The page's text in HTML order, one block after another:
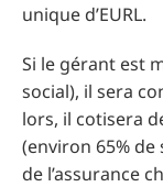
unique d’EURL.
Si le gérant est
social), il sera
lors, il cotisera
(environ 65% de
de l’assurance